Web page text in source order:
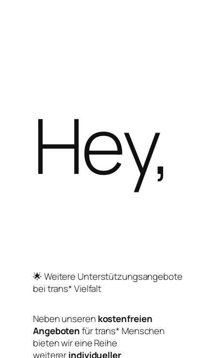
Hey,
🌟 Weitere Unterstützungsangebote
bei trans* Vielfalt
Neben unseren kostenfreien
Angebotenfür trans* Menschen
bieten wir eine Reihe
weitererindividueller